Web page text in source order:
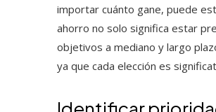
importar cuánto gane, puede
ahorro no solo significa estar
objetivos a mediano y largo
ya que cada elección es